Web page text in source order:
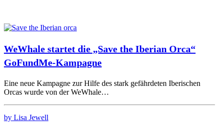
WeWhale startet die „Save the Iberian Orca“
GoFundMe-Kampagne
Eine neue Kampagne zur Hilfe des stark gefährdeten Iberischen
Orcas wurde von der WeWhale…
by Lisa Jewell